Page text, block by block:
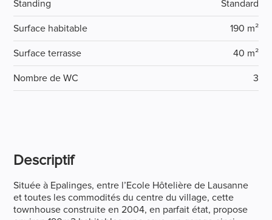
Descriptif
Située à Epalinges, entre l’Ecole Hôtelière de Lausanne
et toutes les commodités du centre du village, cette
townhouse construite en 2004, en parfait état, propose
Standing Standard
Surface habitable 190 m²
Surface terrasse 40 m²
Nombre de WC 3